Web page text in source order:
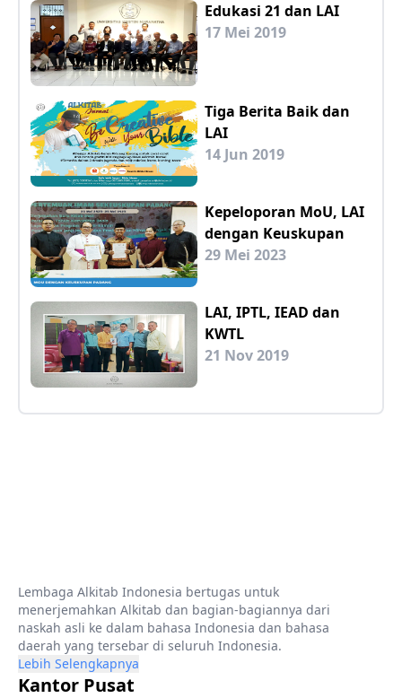
Edukasi 21 dan LAI
17 Mei 2019
Tiga Berita Baik dan
LAI
14 Jun 2019
Kepeloporan MoU, LAI
dengan Keuskupan
29 Mei 2023
LAI, IPTL, IEAD dan
KWTL
21 Nov 2019
Lembaga Alkitab Indonesia bertugas untuk
menerjemahkan Alkitab dan bagian-bagiannya dari
naskah asli ke dalam bahasa Indonesia dan bahasa
daerah yang tersebar di seluruh Indonesia.
Lebih Selengkapnya
Kantor Pusat